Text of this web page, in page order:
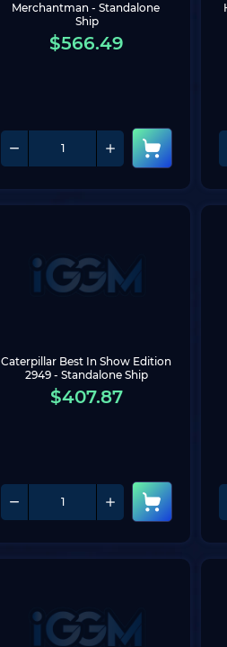
Merchantman - Standalone
Ship
$566.49
Caterpillar Best In Show Edition
2949 - Standalone Ship
$407.87